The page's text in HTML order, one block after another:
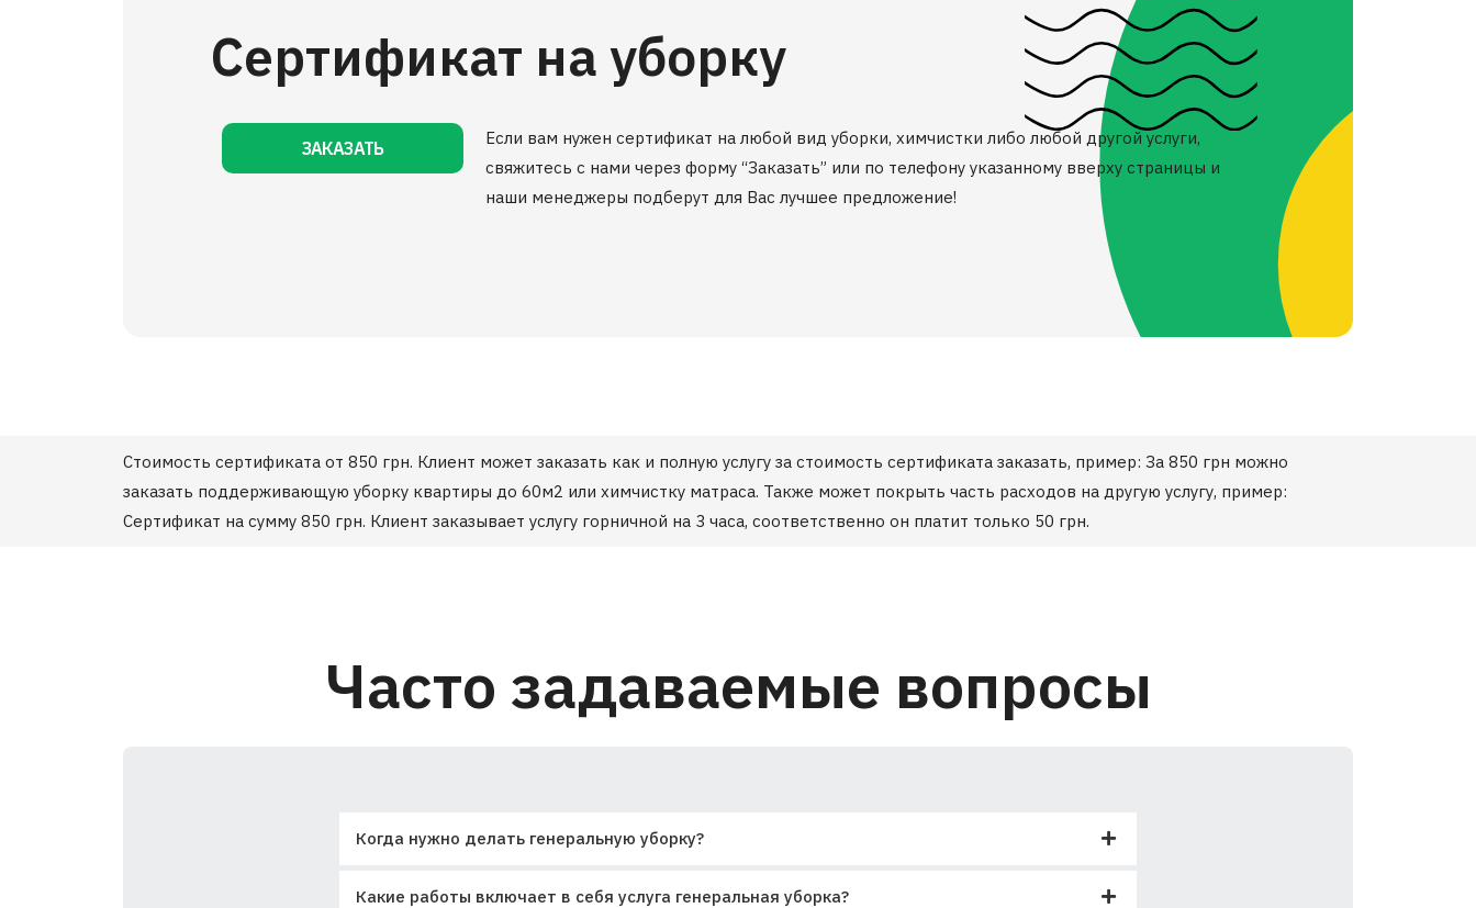
Сертификат на уборку
ЗАКАЗАТЬ
Если вам нужен сертификат на любой вид уборки, химчистки либо любой другой услуги,
свяжитесь с нами через форму “Заказать” или по телефону указанному вверху страницы и
наши менеджеры подберут для Вас лучшее предложение!
Стоимость сертификата от 850 грн. Клиент может заказать как и полную услугу за стоимость сертификата заказать, пример: За 850 грн можно
заказать поддерживающую уборку квартиры до 60м2 или химчистку матраса. Также может покрыть часть расходов на другую услугу, пример:
Сертификат на сумму 850 грн. Клиент заказывает услугу горничной на 3 часа, соответственно он платит только 50 грн.
Часто задаваемые вопросы
Когда нужно делать генеральную уборку?
Какие работы включает в себя услуга генеральная уборка?